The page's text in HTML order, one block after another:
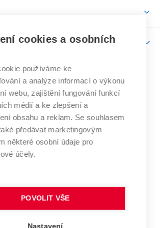
roku
údajů studentů
rada
kvality výzkumu
fondů
/ ContriBUTe
údajů
učení
technické
Brně
V BRNĚ
www.vut.cz
vut@vutbr.cz
cookies a osobních
používáme ke
a analýze informací o výkonu
webu, zajištění fungování funkcí
médií a ke zlepšení a
obsahu a reklam. Se souhlasem
předávat marketingovým
některé osobní údaje pro
účely.
POVOLIT VŠE
Nastavení